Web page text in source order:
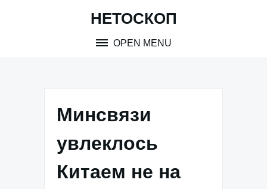
НЕТОСКОП
OPEN MENU
Минсвязи
увлеклось
Китаем не на